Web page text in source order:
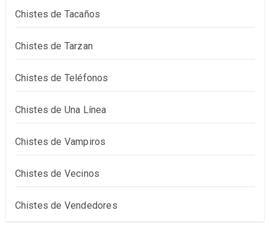
Chistes de Tacaños
Chistes de Tarzan
Chistes de Teléfonos
Chistes de Una Línea
Chistes de Vampiros
Chistes de Vecinos
Chistes de Vendedores